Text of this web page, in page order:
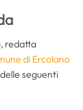
redatta
di Ercolano
seguenti